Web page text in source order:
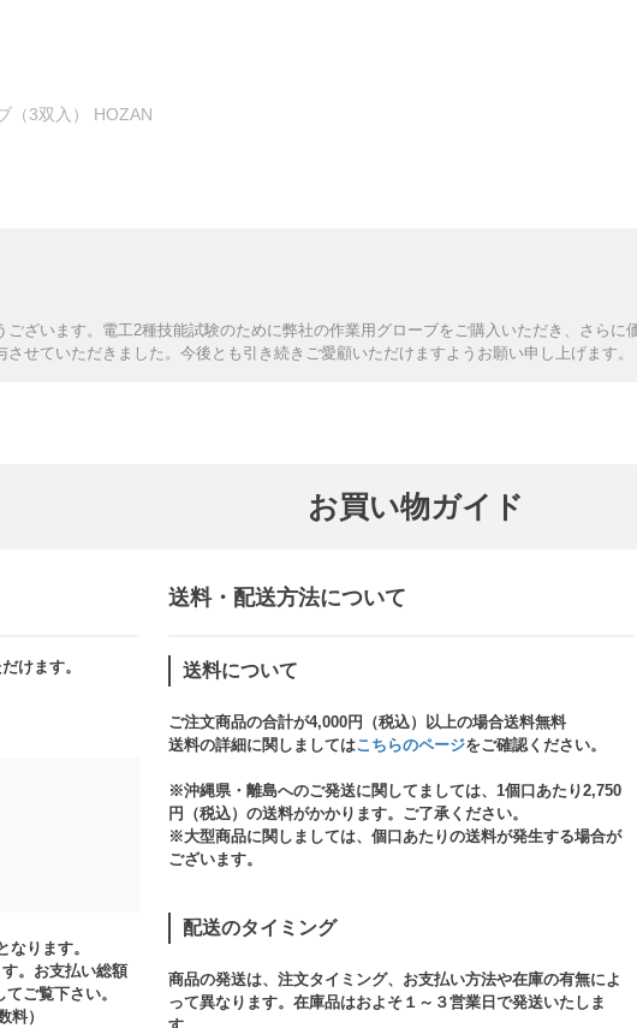
（3双入） HOZAN
ざいます。電工2種技能試験のために弊社の作業用グローブをご購入いただき、さら
せていただきました。今後とも引き続きご愛顧いただけますようお願い申し上げます。
お買い物ガイド
けます。​​
ります。
。お支払い総額
ご覧下さい。​
料）​
送料・配送方法について​
送料について
ご注文商品の合計が4,000円（税込）以上の場合送料無料
送料の詳細に関しましてはこちらのページをご確認ください。​
※沖縄県・離島へのご発送に関してましては、1個口あたり2,750
円（税込）の送料がかかります。ご了承ください。
※大型商品に関しましては、個口あたりの送料が発生する場合が
ございます。​
配送のタイミング
商品の発送は、注文タイミング、お支払い方法や在庫の有無によ
って異なります。在庫品はおよそ１～３営業日で発送いたしま